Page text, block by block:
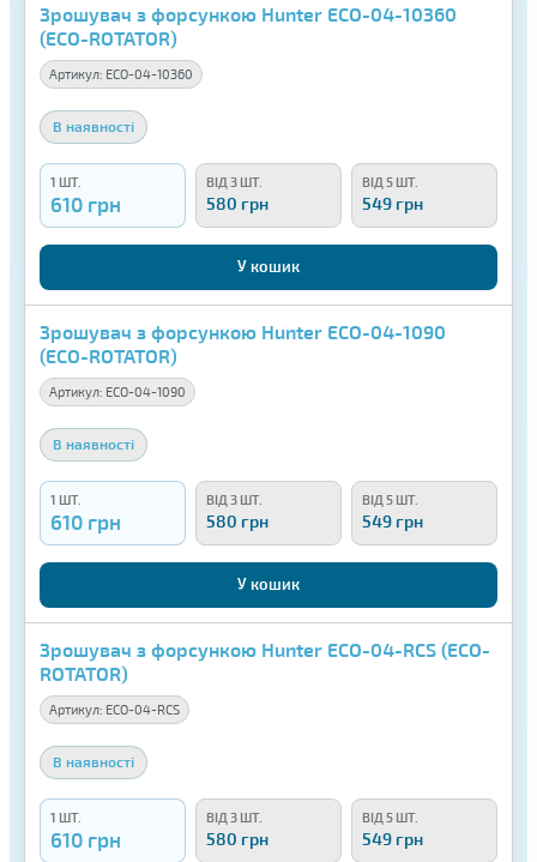
Зрошувач з форсункою Hunter ECO-04-10360
(ECO-ROTATOR)
Артикул: ECO-04-10360
В наявності
1 ШТ.
610 грн
ВІД 3 ШТ.
580 грн
ВІД 5 ШТ.
549 грн
У кошик
Зрошувач з форсункою Hunter ECO-04-1090
(ECO-ROTATOR)
Артикул: ECO-04-1090
В наявності
1 ШТ.
610 грн
ВІД 3 ШТ.
580 грн
ВІД 5 ШТ.
549 грн
У кошик
Зрошувач з форсункою Hunter ECO-04-RCS (ECO-
ROTATOR)
Артикул: ECO-04-RCS
В наявності
1 ШТ.
610 грн
ВІД 3 ШТ.
580 грн
ВІД 5 ШТ.
549 грн